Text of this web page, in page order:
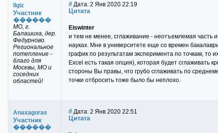
Ilgiz
Участник
������
МО, г.
Балашиха, дер.
Федурново.
Региональное
потепление -
благо для
Москвы, МО и
соседних
областей!
# Дата: 2 Янв 2020 22:19
Цитата
Eiswinter
и тем не менее, сглаживание - неотъемлемая часть
науках. Мне в университете еще со времен
график по результатам эксперимента по точкам, то
Excel есть такая опция), которая будет сглаживать
стороны Вы правы, что грубо сглаживать по
точки отбросить тоже было бы неплохо.
Anaxagoras
Участник
������
# Дата: 2 Янв 2020 22:51
Цитата